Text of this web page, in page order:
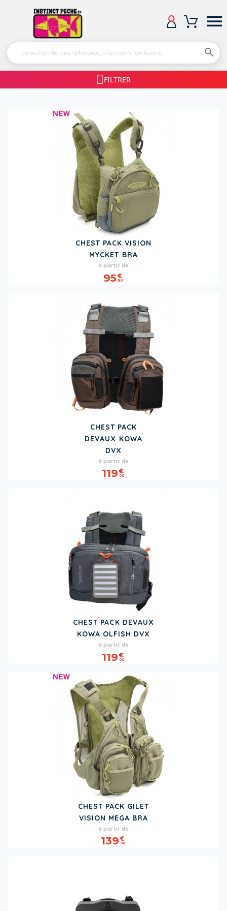


FILTRER
CHEST PACK VISION
MYCKET BRA
Prix
à partir de
95€
90
CHEST PACK
DEVAUX KOWA
DVX
Prix
à partir de
119€
00
CHEST PACK DEVAUX
KOWA OLFISH DVX
Prix
à partir de
119€
00
CHEST PACK GILET
VISION MEGA BRA
Prix
à partir de
139€
90